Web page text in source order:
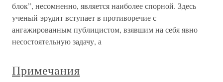
блок”, несомненно, является наиболее спорной. Здесь
ученый-эрудит вступает в противоречие с
ангажированным публицистом, взявшим на себя явно
несостоятельную задачу, а
Примечания